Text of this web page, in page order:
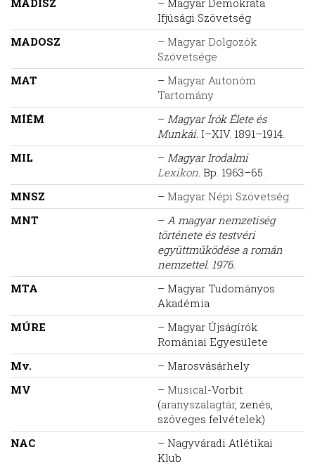
MADISZ
– Magyar Demokrata
Ifjúsági Szövetség
MADOSZ
– Magyar Dolgozók
Szövetsége
MAT
– Magyar Autonóm
Tartomány
MÍÉM
– Magyar Írók Élete és
Munkái. I–XIV. 1891–1914.
MIL
– Magyar Irodalmi
Lexikon. Bp. 1963–65.
MNSZ
– Magyar Népi Szövetség
MNT
– A magyar nemzetiség
története és testvéri
együttműködése a román
nemzettel. 1976.
MTA
– Magyar Tudományos
Akadémia
MÚRE
– Magyar Újságírók
Romániai Egyesülete
Mv.
– Marosvásárhely
MV
– Musical-Vorbit
(aranyszalagtár, zenés,
szöveges felvételek)
NAC
– Nagyváradi Atlétikai
Klub